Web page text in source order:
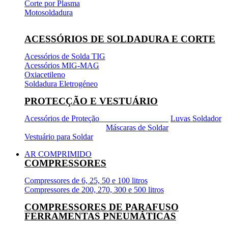
Corte por Plasma
Motosoldadura
ACESSÓRIOS DE SOLDADURA E CORTE
Acessórios de Solda TIG
Acessórios MIG-MAG
Oxiacetileno
Soldadura Eletrogéneo
PROTECÇÃO E VESTUÁRIO
Acessórios de Proteção
Luvas Soldador
Máscaras de Soldar
Vestuário para Soldar
AR COMPRIMIDO
COMPRESSORES
Compressores de 6, 25, 50 e 100 litros
Compressores de 200, 270, 300 e 500 litros
COMPRESSORES DE PARAFUSO
FERRAMENTAS PNEUMÁTICAS